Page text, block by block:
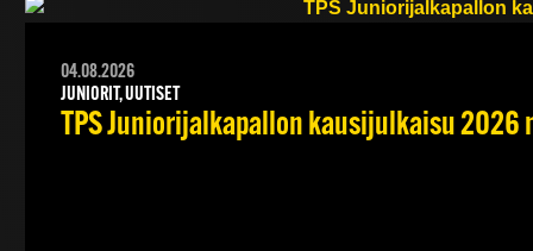
04.08.2026
JUNIORIT, UUTISET
TPS Juniorijalkapallon kausijulkaisu 2026